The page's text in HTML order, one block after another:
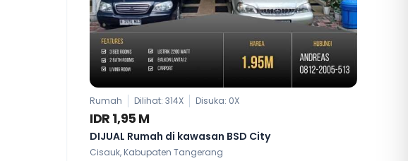
Rumah Dilihat: 314X Disuka: 0X
IDR 1,95 M
DIJUAL Rumah di kawasan BSD City
Cisauk, Kabupaten Tangerang